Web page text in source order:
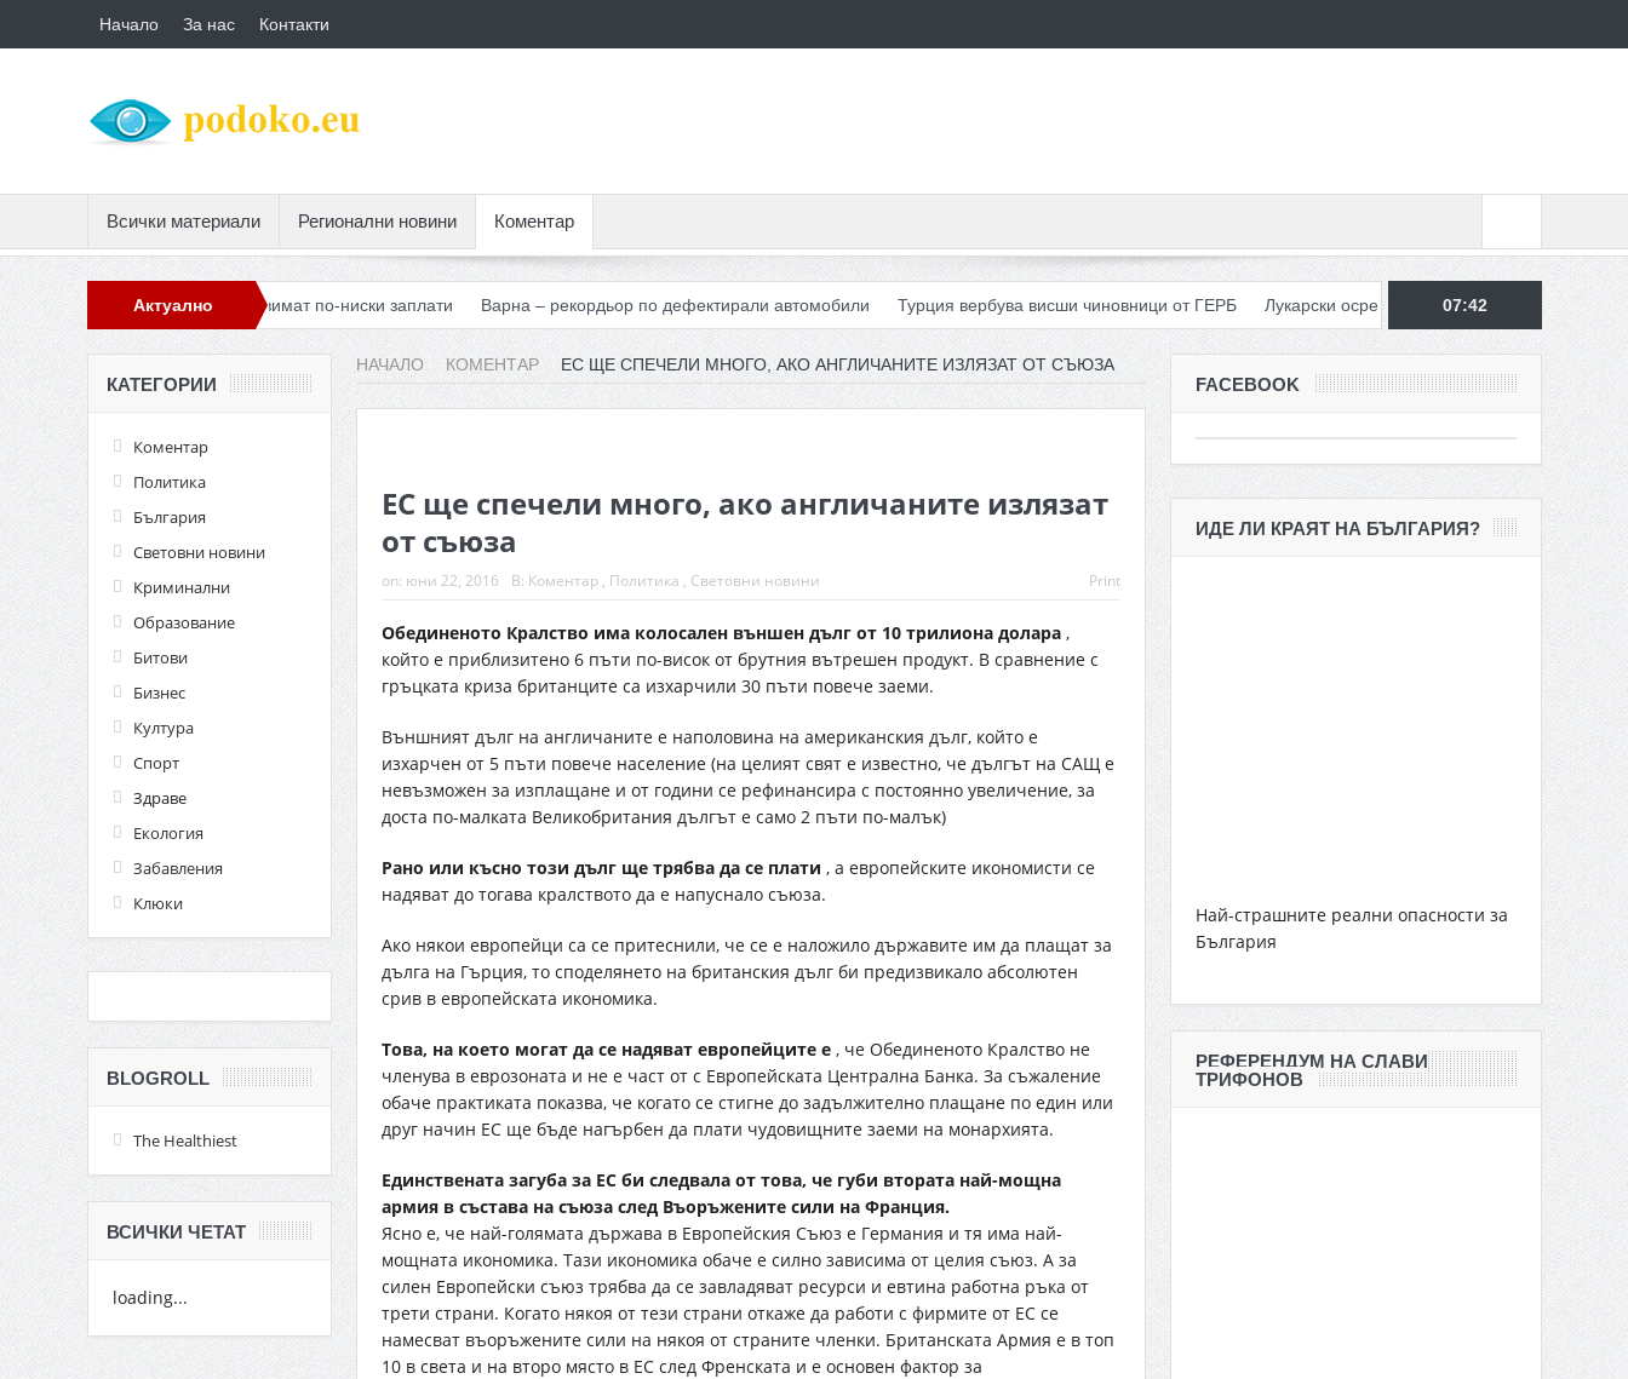
Начало За нас Контакти
Всички материали Регионални новини Коментар
Актуално
българите трябва да взимат по-ниски заплати Варна – рекордьор по дефектирали автомобили Турция вербува висши чиновници от ГЕРБ Лукарски осребри и затри СДС покрай ГЕРБ
07:42
НАЧАЛО КОМЕНТАР ЕС ЩЕ СПЕЧЕЛИ МНОГО, АКО АНГЛИЧАНИТЕ ИЗЛЯЗАТ ОТ СЪЮЗА
ЕС ще спечели много, ако англичаните излязат
от съюза
on: юни 22, 2016 В: Коментар, Политика , Световни новини Print
Обединеното Кралство има колосален външен дълг от 10 трилиона долара,
който е приблизитено 6 пъти по-висок от брутния вътрешен продукт. В сравнение с
гръцката криза британците са изхарчили 30 пъти повече заеми.
Външният дълг на англичаните е наполовина на американския дълг, който е
изхарчен от 5 пъти повече население (на целият свят е известно, че дългът на САЩ е
невъзможен за изплащане и от години се рефинансира с постоянно увеличение, за
доста по-малката Великобритания дългът е само 2 пъти по-малък)
Рано или късно този дълг ще трябва да се плати , а европейските икономисти се
надяват до тогава кралството да е напуснало съюза.
Ако някои европейци са се притеснили, че се е наложило държавите им да плащат за
дълга на Гърция, то споделянето на британския дълг би предизвикало абсолютен
срив в европейската икономика.
Това, на което могат да се надяват европейците е, че Обединеното Кралство не
членува в еврозоната и не е част от с Европейската Централна Банка. За съжаление
обаче практиката показва, че когато се стигне до задължително плащане по един или
друг начин ЕС ще бъде нагърбен да плати чудовищните заеми на монархията.
Единствената загуба за ЕС би следвала от това, че губи втората най-мощна
армия в състава на съюза след Въоръжените сили на Франция.
Ясно е, че най-голямата държава в Европейския Съюз е Германия и тя има най-
мощната икономика. Тази икономика обаче е силно зависима от целия съюз. А за
силен Европейски съюз трябва да се завладяват ресурси и евтина работна ръка от
трети страни. Когато някоя от тези страни откаже да работи с фирмите от ЕС се
намесват въоръжените сили на някоя от страните членки. Британската Армия е в топ
10 в света и на второ място в ЕС след Френската и е основен фактор за
КАТЕГОРИИ
Коментар
Политика
България
Световни новини
Криминални
Образование
Битови
Бизнес
Култура
Спорт
Здраве
Екология
Забавления
Клюки
BLOGROLL
The Healthiest
ВСИЧКИ ЧЕТАТ
loading...
FACEBOOK
ИДЕ ЛИ КРАЯТ НА БЪЛГАРИЯ?
Най-страшните реални опасности за
България
РЕФЕРЕНДУМ НА СЛАВИ
ТРИФОНОВ